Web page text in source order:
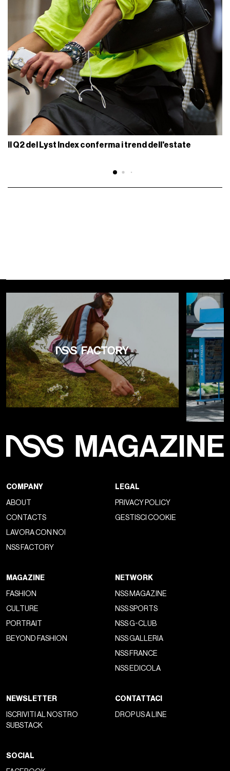
Il Q2 del Lyst Index conferma i trend dell'estate
COMPANY
ABOUT
CONTACTS
LAVORA CON NOI
NSS FACTORY
LEGAL
PRIVACY POLICY
GESTISCI COOKIE
MAGAZINE
FASHION
CULTURE
PORTRAIT
BEYOND FASHION
NETWORK
NSS MAGAZINE
NSS SPORTS
NSS G-CLUB
NSS GALLERIA
NSS FRANCE
NSS EDICOLA
NEWSLETTER
ISCRIVITI AL NOSTRO
SUBSTACK
CONTATTACI
DROP US A LINE
SOCIAL